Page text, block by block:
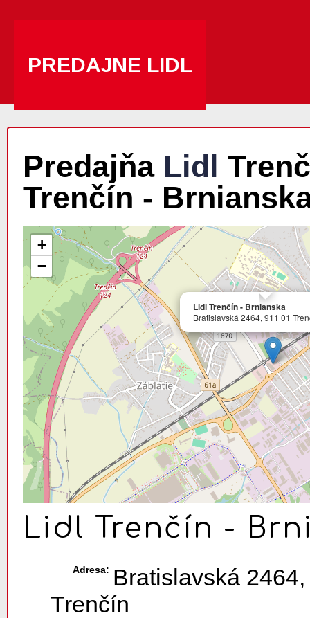
PREDAJNE LIDL
Predajňa Lidl
Trenčín -
Lidl Trenčín - Brnianska
Bratislavská 2464, 911 01
+
−
Lidl Trenčín -
Adresa: Bratislavská
Trenčín